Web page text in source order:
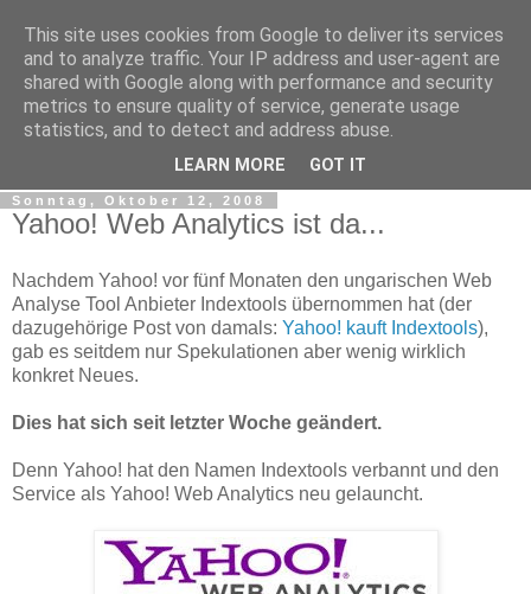
Web Analytics Inside
Google Analytics, Web Measurement, Tracking, Analyse,
Traffic, Web Analyse, Marketing Controlling, Tools
Sonntag, Oktober 12, 2008
Yahoo! Web Analytics ist da...
Nachdem Yahoo! vor fünf Monaten den ungarischen Web
Analyse Tool Anbieter Indextools übernommen hat (der
dazugehörige Post von damals: Yahoo! kauft Indextools),
gab es seitdem nur Spekulationen aber wenig wirklich
konkret Neues.
Dies hat sich seit letzter Woche geändert.
Denn Yahoo! hat den Namen Indextools verbannt und den
Service als Yahoo! Web Analytics neu gelauncht.
This site uses cookies from Google to deliver its services
and to analyze traffic. Your IP address and user-agent are
shared with Google along with performance and security
metrics to ensure quality of service, generate usage
statistics, and to detect and address abuse.
LEARN MORE GOT IT